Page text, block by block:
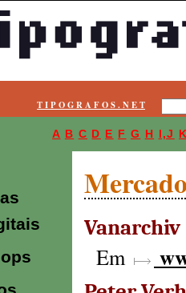
T I P O G R A F O S . N E T
A B C D E F G H I,J
Vanarchiv
Em